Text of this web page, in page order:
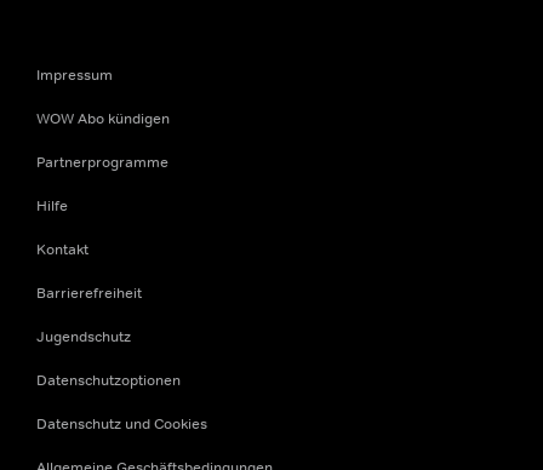
Impressum
WOW Abo kündigen
Partnerprogramme
Hilfe
Kontakt
Barrierefreiheit
Jugendschutz
Datenschutzoptionen
Datenschutz und Cookies